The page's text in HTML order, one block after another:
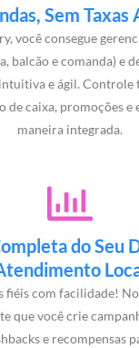
Sem Taxas
você consegue
balcão e comanda) e
e ágil. Controle
de caixa, promoções e
maneira integrada.
do Seu
fiéis com facilidade!
que você crie
e recompensas